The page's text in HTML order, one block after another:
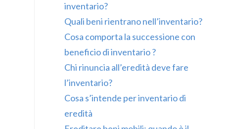
inventario?
Quali beni rientrano nell’inventario?
Cosa comporta la successione con
beneficio di inventario ?
Chi rinuncia all’eredità deve fare
l’inventario?
Cosa s’intende per inventario di
eredità